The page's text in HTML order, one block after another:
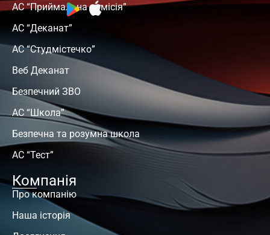
АС “Приймальна комісія”
АС “Деканат”
АС “Студмістечко”
Веб Деканат
Безпечний ЗВО
АС “Школа”
Безпечна та розумна школа
АС “Тест”
Компанія
Про компанію
Наша історія